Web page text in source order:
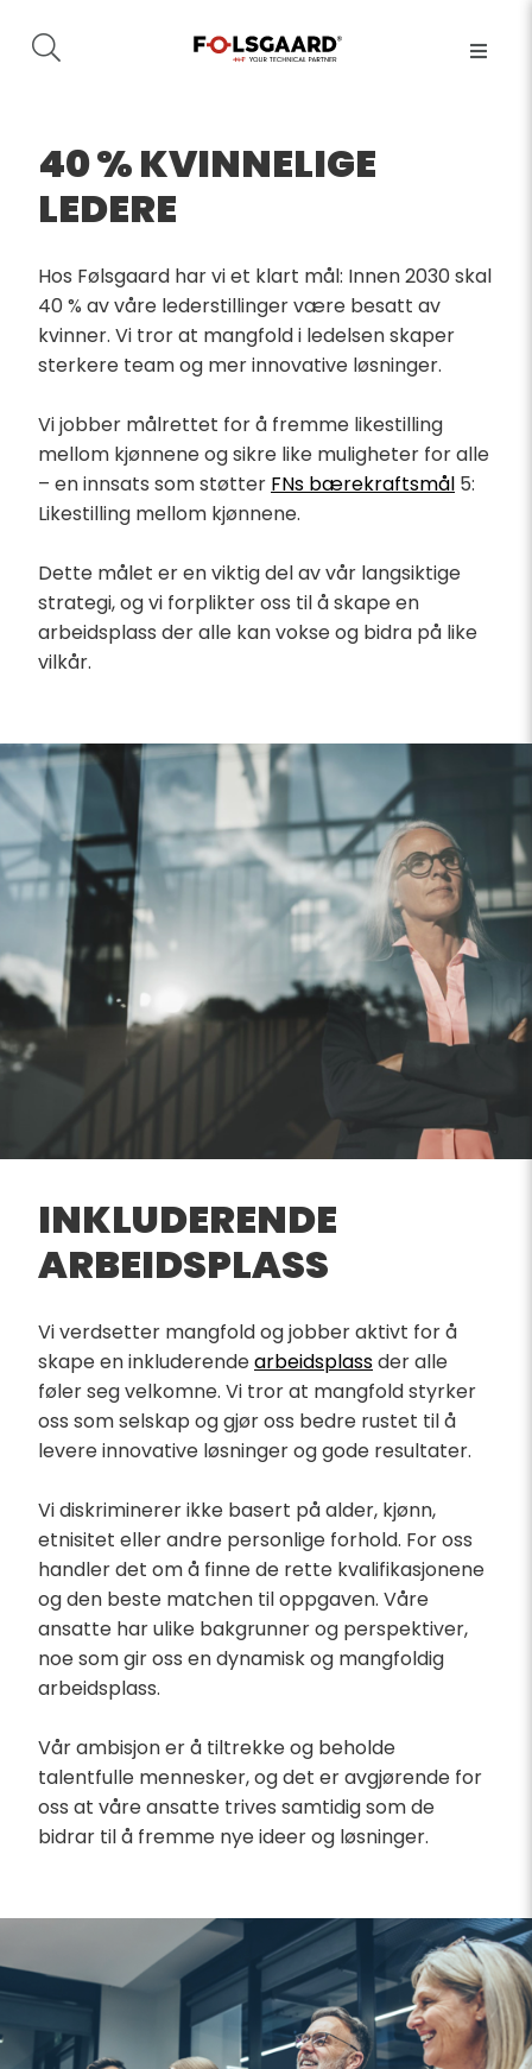
40 % KVINNELIGE
LEDERE
Hos Følsgaard har vi et klart mål: Innen 2030 skal
40 % av våre lederstillinger være besatt av
kvinner. Vi tror at mangfold i ledelsen skaper
sterkere team og mer innovative løsninger.
Vi jobber målrettet for å fremme likestilling
mellom kjønnene og sikre like muligheter for alle
– en innsats som støtter FNs bærekraftsmål 5:
Likestilling mellom kjønnene.
Dette målet er en viktig del av vår langsiktige
strategi, og vi forplikter oss til å skape en
arbeidsplass der alle kan vokse og bidra på like
vilkår.
INKLUDERENDE
ARBEIDSPLASS
Vi verdsetter mangfold og jobber aktivt for å
skape en inkluderendearbeidsplassder alle
føler seg velkomne. Vi tror at mangfold styrker
oss som selskap og gjør oss bedre rustet til å
levere innovative løsninger og gode resultater.
Vi diskriminerer ikke basert på alder, kjønn,
etnisitet eller andre personlige forhold. For oss
handler det om å finne de rette kvalifikasjonene
og den beste matchen til oppgaven. Våre
ansatte har ulike bakgrunner og perspektiver,
noe som gir oss en dynamisk og mangfoldig
arbeidsplass.
Vår ambisjon er å tiltrekke og beholde
talentfulle mennesker, og det er avgjørende for
oss at våre ansatte trives samtidig som de
bidrar til å fremme nye ideer og løsninger.